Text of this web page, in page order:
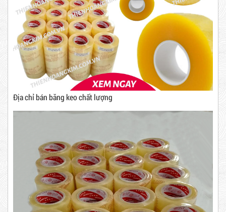
Mã sản phẩm: BKT1.4
10,000 VNĐ12,000 VNĐ
Combo 60 cây băng keo trong
200Y 1.8kg
3*100
5,000 VNĐ5,200 VNĐ
Địa chỉ bán băng keo chất lượng